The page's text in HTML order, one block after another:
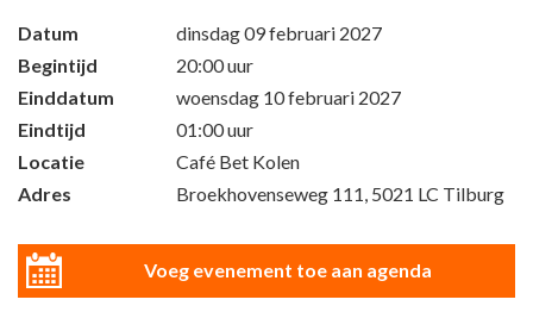
Datum
dinsdag 09 februari 2027
Begintijd
20:00 uur
Einddatum
woensdag 10 februari 2027
Eindtijd
01:00 uur
Locatie
Café Bet Kolen
Adres
Broekhovenseweg 111, 5021 LC Tilburg
Voeg evenement toe aan agenda